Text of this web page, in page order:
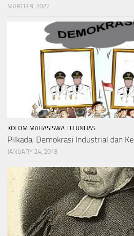
MARCH 9, 2022
KOLOM MAHASISWA FH UNHAS
Pilkada, Demokrasi Industrial dan
JANUARY 24, 2018